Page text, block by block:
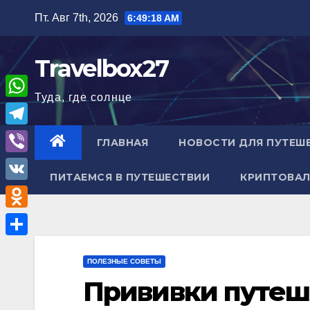
содержимому
Пт. Авг 7th, 2026 6:49:19 AM
Travelbox27
Туда, где солнце
ГЛАВНАЯ НОВОСТИ ДЛЯ
ПИТАЕМСЯ В ПУТЕШЕСТВИИ
ПОЛЕЗНЫЕ СОВЕТЫ
Прививки
W
h
a
A
T
e
l
e
g
V
i
b
e
V
K
O